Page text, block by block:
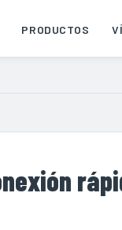
PRODUCTOS